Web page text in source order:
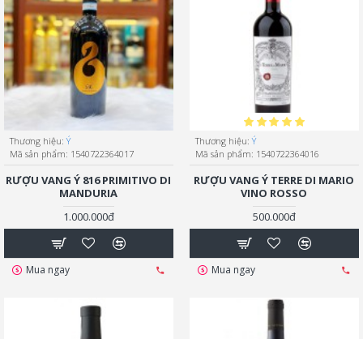
Thương hiệu: Ý
Mã sản phẩm: 1540722364017
RƯỢU VANG Ý 816 PRIMITIVO DI
MANDURIA
1.000.000đ
Mua ngay
Thương hiệu: Ý
Mã sản phẩm: 1540722364016
RƯỢU VANG Ý TERRE DI MARIO
VINO ROSSO
500.000đ
Mua ngay